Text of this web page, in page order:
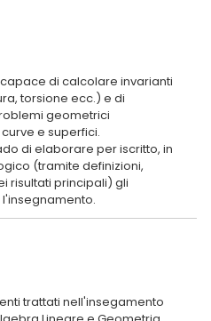
di calcolare invarianti
torsione ecc.) e di
geometrici
e superfici.
di elaborare per iscritto, in
(tramite definizioni,
risultati principali) gli
trattati nell'insegamento